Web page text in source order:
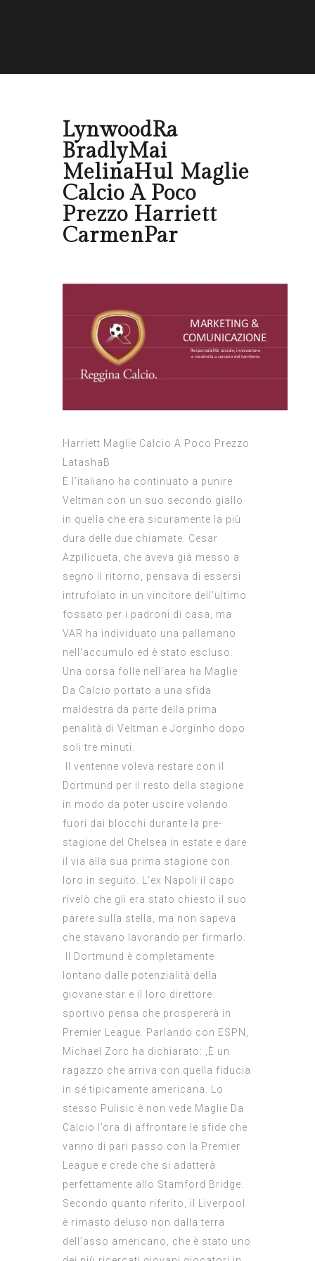
LynwoodRa
BradlyMai
MelinaHul Maglie
Calcio A Poco
Prezzo Harriett
CarmenPar
Harriett Maglie Calcio A Poco Prezzo
LatashaB
E l’italiano ha continuato a punire
Veltman con un suo secondo giallo
in quella che era sicuramente la più
dura delle due chiamate. Cesar
Azpilicueta, che aveva già messo a
segno il ritorno, pensava di essersi
intrufolato in un vincitore dell’ultimo
fossato per i padroni di casa, ma
VAR ha individuato una pallamano
nell’accumulo ed è stato escluso.
Una corsa folle nell’area ha Maglie
Da Calcio portato a una sfida
maldestra da parte della prima
penalità di Veltman e Jorginho dopo
soli tre minuti.
Il ventenne voleva restare con il
Dortmund per il resto della stagione
in modo da poter uscire volando
fuori dai blocchi durante la pre-
stagione del Chelsea in estate e dare
il via alla sua prima stagione con
loro in seguito. L’ex Napoli il capo
rivelò che gli era stato chiesto il suo
parere sulla stella, ma non sapeva
che stavano lavorando per firmarlo.
Il Dortmund è completamente
lontano dalle potenzialità della
giovane star e il loro direttore
sportivo pensa che prospererà in
Premier League. Parlando con ESPN,
Michael Zorc ha dichiarato: ‚È un
ragazzo che arriva con quella fiducia
in sé tipicamente americana. Lo
stesso Pulisic è non vede Maglie Da
Calcio
l’ora di affrontare le sfide che
vanno di pari passo con la Premier
League e crede che si adatterà
perfettamente allo Stamford Bridge.
Secondo quanto riferito, il Liverpool
è rimasto deluso non dalla terra
dell’asso americano, che è stato uno